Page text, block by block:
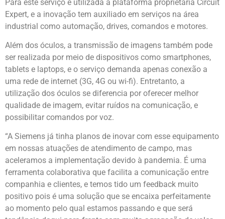
Para este serviço é utilizada a plataforma proprietária Circuit
Expert, e a inovação tem auxiliado em serviços na área
industrial como automação, drives, comandos e motores.
Além dos óculos, a transmissão de imagens também pode
ser realizada por meio de dispositivos como smartphones,
tablets e laptops, e o serviço demanda apenas conexão a
uma rede de internet (3G, 4G ou wi-fi). Entretanto, a
utilização dos óculos se diferencia por oferecer melhor
qualidade de imagem, evitar ruídos na comunicação, e
possibilitar comandos por voz.
“A Siemens já tinha planos de inovar com esse equipamento
em nossas atuações de atendimento de campo, mas
aceleramos a implementação devido à pandemia. É uma
ferramenta colaborativa que facilita a comunicação entre
companhia e clientes, e temos tido um feedback muito
positivo pois é uma solução que se encaixa perfeitamente
ao momento pelo qual estamos passando e que será